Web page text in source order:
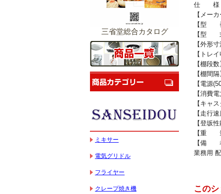
仕 様
【メー
【型
【型
【外形
【トレ
【棚段
【棚間
【電源
【消費
【キャ
【走行
【登坂
【重
【備 考
業務用
この
三省堂総合カタログ
ミキサー
電気グリドル
フライヤー
クレープ焼き機